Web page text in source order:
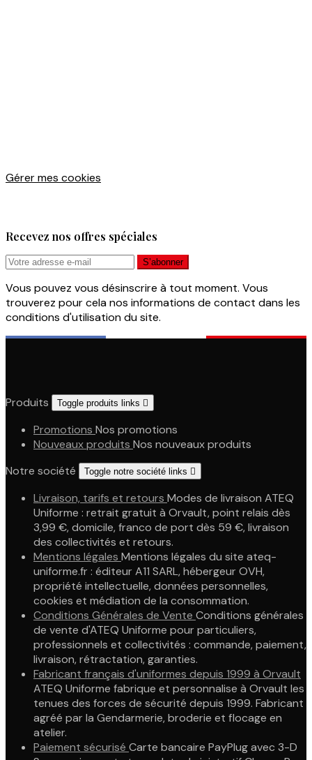
Gérer mes cookies
Recevez nos offres spéciales
Vous pouvez vous désinscrire à tout moment. Vous
trouverez pour cela nos informations de contact dans les
conditions d'utilisation du site.
Produits Toggle produits links 
Promotions Nos promotions
Nouveaux produits Nos nouveaux produits
Notre société
Toggle notre société links 
Livraison, tarifs et retours Modes de livraison ATEQ
Uniforme : retrait gratuit à Orvault, point relais dès
3,99 €, domicile, franco de port dès 59 €, livraison
des collectivités et retours.
Mentions légales Mentions légales du site ateq-
uniforme.fr : éditeur A11 SARL, hébergeur OVH,
propriété intellectuelle, données personnelles,
cookies et médiation de la consommation.
Conditions Générales de Vente Conditions générales
de vente d'ATEQ Uniforme pour particuliers,
professionnels et collectivités : commande, paiement,
livraison, rétractation, garanties.
Fabricant français d'uniformes depuis 1999 à Orvault
ATEQ Uniforme fabrique et personnalise à Orvault les
tenues des forces de sécurité depuis 1999. Fabricant
agréé par la Gendarmerie, broderie et flocage en
atelier.
Paiement sécurisé Carte bancaire PayPlug avec 3-D